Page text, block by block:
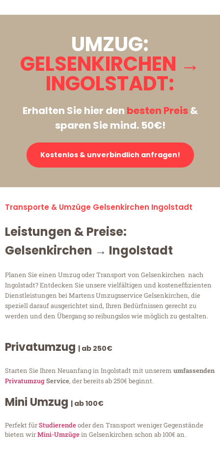
UMZUG:
GELSENKIRCHEN →
INGOLSTADT:
Erhalten Sie hier den besten Preis&
sparen Sie mind. 50€!
Kostenlos & unverbindlich anfragen!
Transporte & Umzüge Gelsenkirchen Ingolstadt
Leistungen & Preise:
Gelsenkirchen → Ingolstadt
Planen Sie einen Umzug oder Transport von Gelsenkirchen nach
Ingolstadt? Entdecken Sie unsere vielfältigen und kosteneffizienten
Dienstleistungen bei Martens Umzugsservice Gelsenkirchen, die
speziell darauf ausgerichtet sind, Ihren Bedürfnissen gerecht zu
werden und den Übergang so reibungslos wie möglich zu gestalten.
Privatumzug | ab 250€
Starten Sie Ihren Neuanfang in Ingolstadt mit unserem umfassenden
PrivatumzugService, der bereits ab 250€ beginnt.
Mini Umzug | ab 100€
Perfekt fürStudierendeoder den Transport weniger Gegenstände
bieten wirMini-Umzügein Gelsenkirchen schon ab 100€ an.